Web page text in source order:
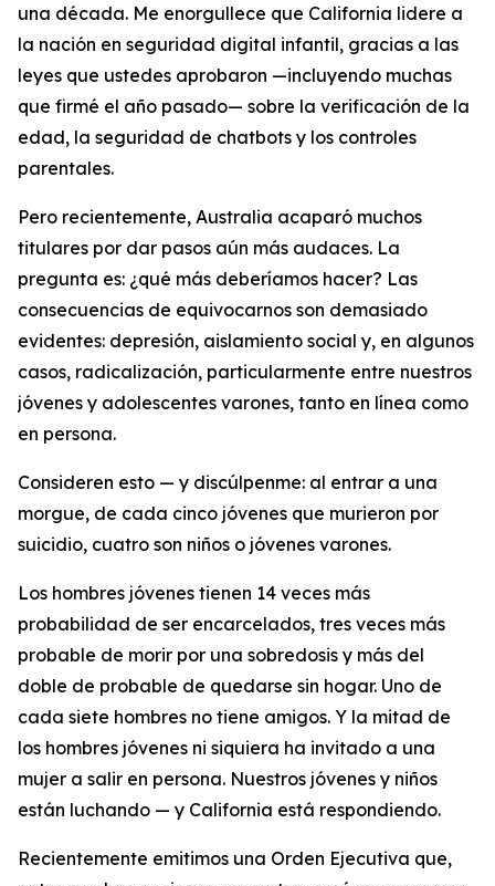
una década. Me enorgullece que California lidere a
la nación en seguridad digital infantil, gracias a las
leyes que ustedes aprobaron —incluyendo muchas
que firmé el año pasado— sobre la verificación de la
edad, la seguridad de chatbots y los controles
parentales.
Pero recientemente, Australia acaparó muchos
titulares por dar pasos aún más audaces. La
pregunta es: ¿qué más deberíamos hacer? Las
consecuencias de equivocarnos son demasiado
evidentes: depresión, aislamiento social y, en algunos
casos, radicalización, particularmente entre nuestros
jóvenes y adolescentes varones, tanto en línea como
en persona.
Consideren esto — y discúlpenme: al entrar a una
morgue, de cada cinco jóvenes que murieron por
suicidio, cuatro son niños o jóvenes varones.
Los hombres jóvenes tienen 14 veces más
probabilidad de ser encarcelados, tres veces más
probable de morir por una sobredosis y más del
doble de probable de quedarse sin hogar. Uno de
cada siete hombres no tiene amigos. Y la mitad de
los hombres jóvenes ni siquiera ha invitado a una
mujer a salir en persona. Nuestros jóvenes y niños
están luchando — y California está respondiendo.
Recientemente emitimos una Orden Ejecutiva que,